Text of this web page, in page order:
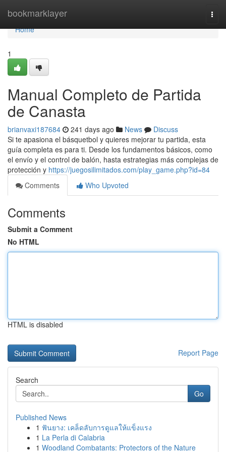
bookmarklayer
Home
Home
1
Manual Completo de Partida
de Canasta
brianvaxi187684 241 days ago News
Discuss
Si te apasiona el básquetbol y quieres mejorar tu partida, esta
guía completa es para ti. Desde los fundamentos básicos, como
el envío y el control de balón, hasta estrategias más complejas de
protección y https://juegosilimitados.com/play_game.php?id=84
Comments
Who Upvoted
Comments
Submit a Comment
No HTML
HTML is disabled
Report Page
Search
Go
Published News
1 ฟันยาง: เคล็ดลับการดูแลให้แข็งแรง
1 La Perla di Calabria
1 Woodland Combatants: Protectors of the Nature